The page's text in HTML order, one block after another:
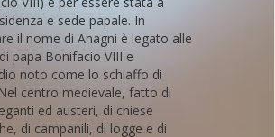
e sede papale. In
il nome di Anagni è legato alle
papa Bonifacio VIII e
noto come lo schiaffo di
centro medievale, fatto di
ed austeri, di chiese
di campanili, di logge e di